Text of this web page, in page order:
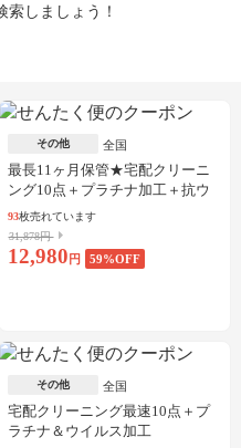
索しましょう！
その他 全国
最長11ヶ月保管★宅配クリーニ
ング10点＋プラチナ加工＋抗ウ
イルス加工
93枚売れています
31,878円
12,980 円 59%OFF
その他 全国
宅配クリーニング最速10点＋プ
ラチナ＆ウイルス加工